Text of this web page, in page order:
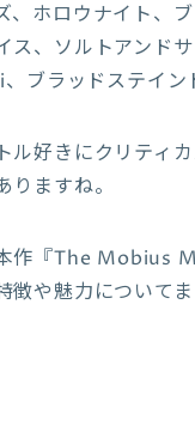
、ホロウナイト、ブ
ス、ソルトアンド
ブラッドステイン
ル好きにクリティ
りますね。
作『The Mobius
徴や魅力について